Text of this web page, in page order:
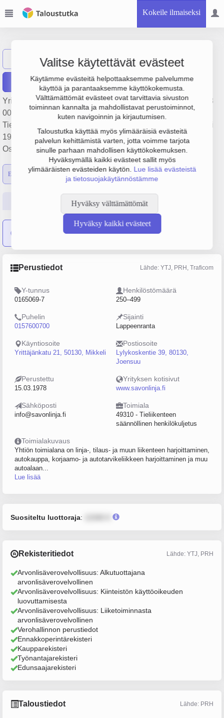
Kokeile ilmaiseksi
Valitse käytettävät evästeet
Käytämme evästeitä helpottaaksemme palvelumme
käyttöä ja parantaaksemme käyttökokemusta.
Välttämättömät evästeet ovat tarvittavia sivuston
toiminnan kannalta ja mahdollistavat perustoiminnot,
kuten navigoinnin ja kirjautumisen.
Taloustutka käyttää myös ylimääräisiä evästeitä
palvelun kehittämistä varten, jotta voimme tarjota
sinulle parhaan mahdollisen käyttökokemuksen.
Hyväksymällä kaikki evästeet sallit myös
ylimääräisten evästeiden käytön. Lue lisää evästeistä
ja tietosuojakäytännöstämme
Hyväksy välttämättömät
Hyväksy kaikki evästeet
Näytä haku S Savonlinja Oy
Raportit
Yrityksen Savonlinja Oy liikevaihto on 22.9 milj. €, tulos 428
000 € ja henkilöstömäärä 266. Sen päätoimiala on
Tieliikenteen säännöllinen henkilökuljetus, perustamisvuosi
1978 ja sijainti Lappeenranta. Yrityksen yhtiömuoto
Osakeyhtiö (OY).
Emon luvut Konsernin luvut
Tilinpäätösluvut Päättäjätiedot
on sulautunut yritykseen Savonlinja Oy
Perustiedot Lähde: YTJ, PRH, Traficom
Y-tunnus
0165069-7
Henkilöstömäärä
250–499
Puhelin
0157600700
Sijainti
Lappeenranta
Käyntiosoite
Yrittäjänkatu 21, 50130, Mikkeli
Postiosoite
Lylykoskentie 39, 80130,
Joensuu
Perustettu
15.03.1978
Yrityksen kotisivut
www.savonlinja.fi
Sähköposti
info@savonlinja.fi
Toimiala
49310 - Tieliikenteen
säännöllinen henkilökuljetus
Toimialakuvaus
Yhtiön toimialana on linja-, tilaus- ja muun liikenteen harjoittaminen,
autokauppa, korjaamo- ja autotarvikeliikkeen harjoittaminen ja muu
autoalaan...
Lue lisää
Suositeltu luottoraja:
Rekisteritiedot Lähde: YTJ, PRH
Arvonlisäverovelvollisuus: Alkutuottajana
arvonlisäverovelvollinen
Arvonlisäverovelvollisuus: Kiinteistön käyttöoikeuden
luovuttamisesta
Arvonlisäverovelvollisuus: Liiketoiminnasta
arvonlisäverovelvollinen
Verohallinnon perustiedot
Ennakkoperintärekisteri
Kaupparekisteri
Työnantajarekisteri
Edunsaajarekisteri
Taloustiedot Lähde: PRH